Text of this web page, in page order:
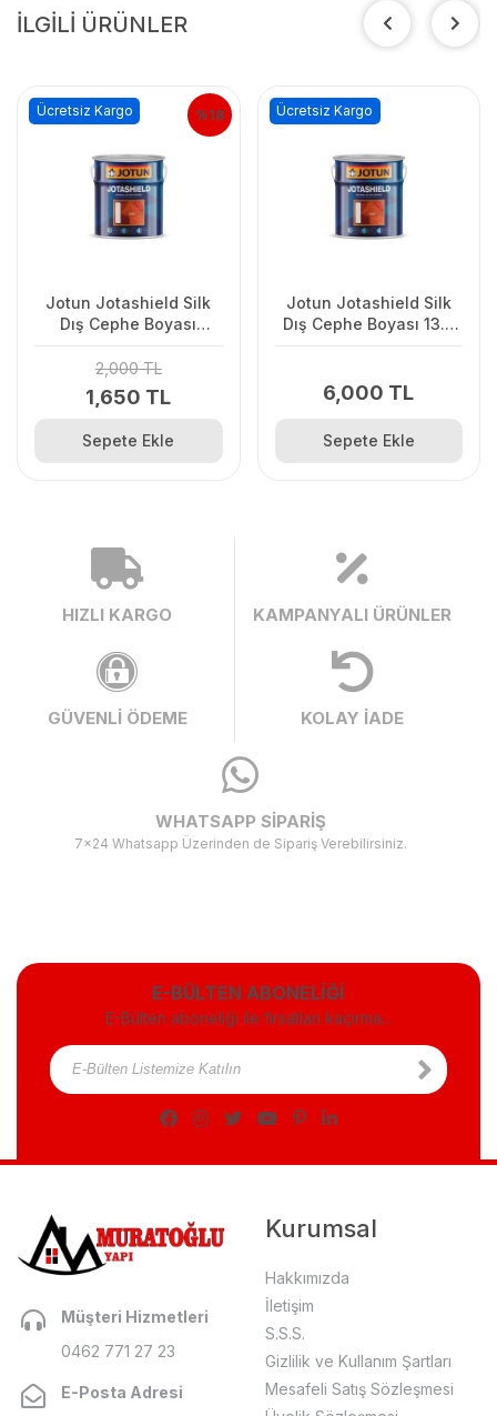
İLGİLİ ÜRÜNLER
%18
Jotun Jotashield Silk
Dış Cephe Boyası
2,000 TL
1,650 TL
Ücretsiz Kargo
Sepete Ekle
Jotun Jotashield Silk
Dış Cephe Boyası 13.5
6,000 TL
Ücretsiz Kargo
Sepete Ekle
HIZLI KARGO KAMPANYALI ÜRÜNLER
GÜVENLİ ÖDEME KOLAY İADE
WHATSAPP SİPARİŞ
7x24 Whatsapp Üzerinden de Sipariş Verebilirsiniz.
E-BÜLTEN ABONELİĞİ
E-Bülten aboneliği ile fırsatları kaçırma...
Müşteri Hizmetleri
0462 771 27 23
E-Posta Adresi
Kurumsal
Hakkımızda
İletişim
S.S.S.
Gizlilik ve Kullanım Şartları
Mesafeli Satış Sözleşmesi